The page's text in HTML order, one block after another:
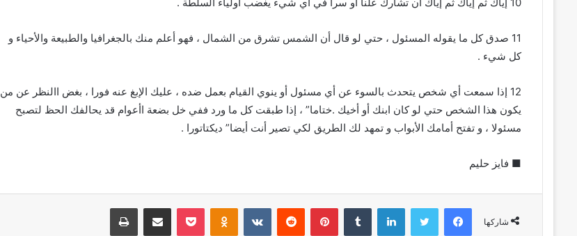
11 صدق كل ما يقوله المسئول ، حتي لو قال أن الشمس تشرق من الشمال ، فهو أعلم منك بالجغرافيا والطبيعة والأحياء و
كل شيء .
12 إذا سمعت أي شخص يتحدث بالسوء عن أي مسئول أو ينوي القيام بعمل ضده ، عليك الإبغ عنه فورا ، بغض االنظر عن من
يكون هذا الشخص حتي لو كان ابنك أو أخيك .ختاما” ، إذا طبقت كل ما ورد ففي خل بضعة اأعوام قد يحالفك الحظ لتصبح
مسئولا ، و تفتح أمامك الأبواب و تمهد لك الطريق لكي تصير أنت أيضا” ديكتاتورا .
■ فايز حليم
شاركها
فيسبوك تويتر لينكدإن ‏Tumblr بينتيريست
‏Reddit
‏VKontakte
Odnoklassniki
بوكيت مشاركة عبر البريد طباعة